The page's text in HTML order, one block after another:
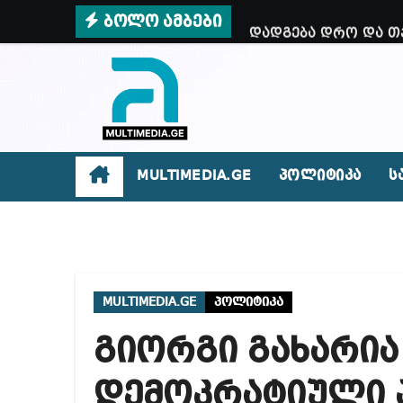
ბოლო ამბები დადგება დრო და
ვიმყოფები
როგორ დაიწყო
სუს-მა დააკავა 2
ირაკლი კობახიძე
როგორ მოვიქცეთ
რატომ წვალობენ?
რა ხდება ენტონი
მიხეილ
MULTIMEDIA.GE პოლიტიკა
MULTIMEDIA.GE პოლიტიკა
გიორგი